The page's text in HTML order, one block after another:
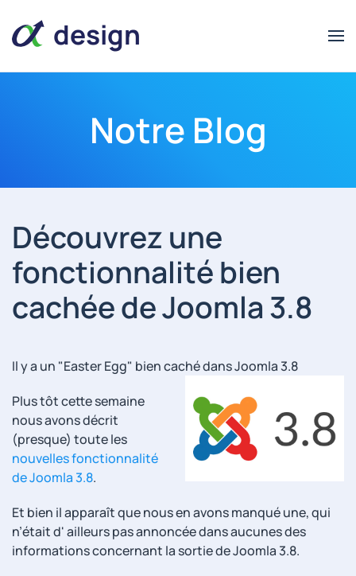
design
Notre Blog
Découvrez une
fonctionnalité bien
cachée de Joomla 3.8
Il y a un "Easter Egg" bien caché dans Joomla 3.8
Plus tôt cette semaine
nous avons décrit
(presque) toute les
nouvelles fonctionnalité
de Joomla 3.8.
Et bien il apparaît que nous en avons manqué une, qui
n’était d' ailleurs pas annoncée dans aucunes des
informations concernant la sortie de Joomla 3.8.